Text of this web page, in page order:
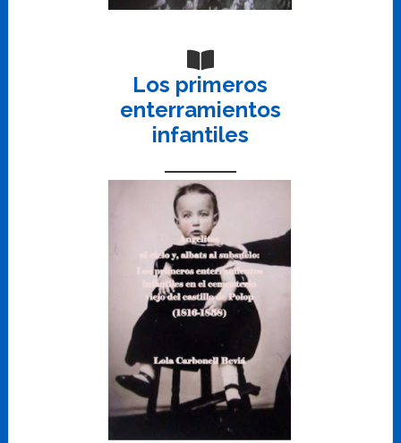
Los primeros
enterramientos
infantiles